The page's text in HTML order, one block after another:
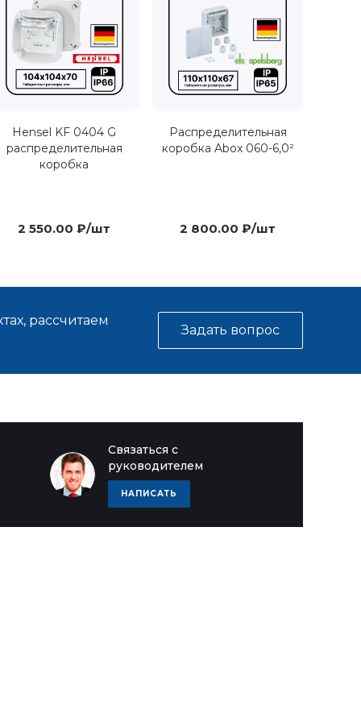
Hensel KF 0404 G
распределительная
коробка
2 550.00 ₽/шт
Распределительная
коробка Abox 060-6,0²
2 800.00 ₽/шт
рассчитаем
Задать вопрос
Связаться с
руководителем
НАПИСАТЬ